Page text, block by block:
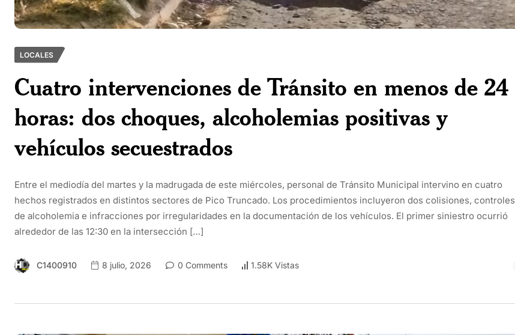
LOCALES
Cuatro intervenciones de Tránsito en menos de 24
horas: dos choques, alcoholemias positivas y
vehículos secuestrados
Entre el mediodía del martes y la madrugada de este miércoles, personal de Tránsito Municipal intervino en cuatro
hechos registrados en distintos sectores de Pico Truncado. Los procedimientos incluyeron dos colisiones, controles
de alcoholemia e infracciones por irregularidades en la documentación de los vehículos. El primer siniestro ocurrió
alrededor de las 12:30 en la intersección […]
C1400910 8 julio, 2026 0 Comments 1.58K Vistas